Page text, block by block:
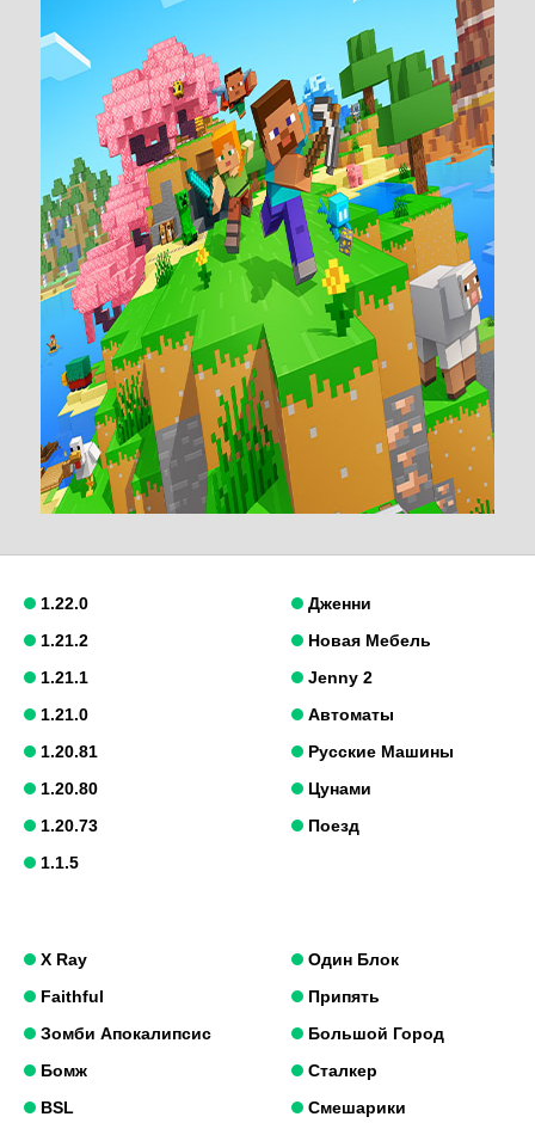
1.22.0
1.21.2
1.21.1
1.21.0
1.20.81
1.20.80
1.20.73
1.1.5
Дженни
Новая Мебель
Jenny 2
Автоматы
Русские Машины
Цунами
Поезд
X Ray
Faithful
Зомби Апокалипсис
Бомж
BSL
Один Блок
Припять
Большой Город
Сталкер
Смешарики